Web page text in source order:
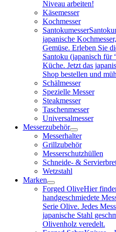
Niveau arbeiten!
Käsemesser
Kochmesser
Santokumesser
japanische
Gemüse. Erleben Sie
Santoku (japanisch für
Küche. Jetzt das
Shop bestellen und
Schälmesser
Spezielle Messer
Steakmesser
Taschenmesser
Universalmesser
Messerzubehör
Messerhalter
Grillzubehör
Messerschutzhüllen
Schneide- &
Wetzstahl
Marken
Forged OliveHier
handgeschmiedete
Serie Olive. Jedes
japanische Stahl
Olivenholz veredelt.